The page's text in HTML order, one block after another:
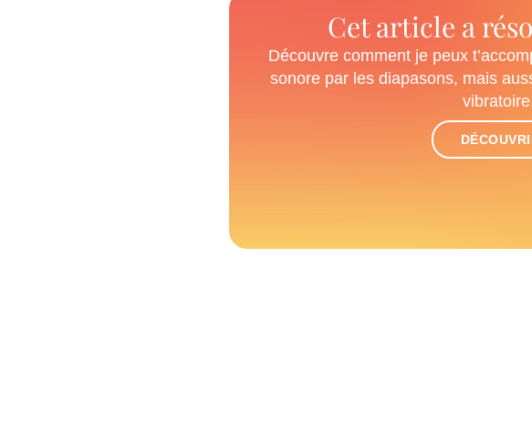
Cet article a
Découvre comment je peux
sonore par les diapasons, mais